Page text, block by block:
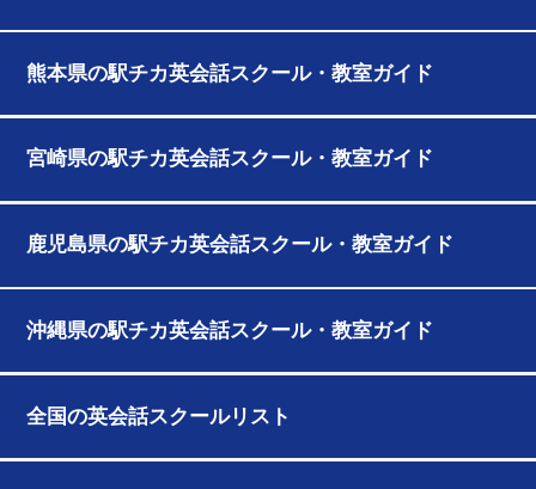
熊本県の駅チカ英会話スクール・教室ガイド
宮崎県の駅チカ英会話スクール・教室ガイド
鹿児島県の駅チカ英会話スクール・教室ガイド
沖縄県の駅チカ英会話スクール・教室ガイド
全国の英会話スクールリスト